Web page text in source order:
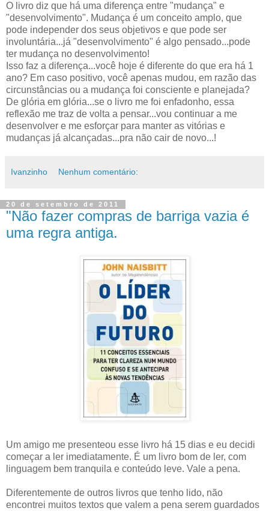
O livro diz que há uma diferença entre "mudança" e
"desenvolvimento". Mudança é um conceito amplo, que
pode independer dos seus objetivos e que pode ser
involuntária...já "desenvolvimento" é algo pensado...pode
ter mudança no desenvolvimento!
Isso faz a diferença...você hoje é diferente do que era há 1
ano? Em caso positivo, você apenas mudou, em razão das
circunstâncias ou a mudança foi consciente e planejada?
De glória em glória...se o livro me foi enfadonho, essa
reflexão me traz de volta a pensar...vou continuar a me
desenvolver e me esforçar para manter as vitórias e
mudanças já alcançadas...pra não cair de novo...!
Ivanzinho Nenhum comentário:
20 de setembro de 2011
"Não fazer compras de barriga vazia é
uma regra antiga.
Um amigo me presenteou esse livro há 15 dias e eu decidi
começar a ler imediatamente. É um livro bom de ler, com
linguagem bem tranquila e conteúdo leve. Vale a pena.
Diferentemente de outros livros que tenho lido, não
encontrei muitos textos que valem a pena serem guardados